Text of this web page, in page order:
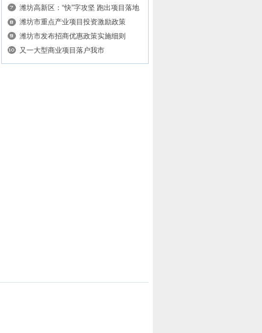
高
潍坊高新区：“快”字攻坚 跑出项目落地
投产加速度
潍坊市重点产业项目投资激励政策
潍坊市发布招商优惠政策实施细则
又一大型商业项目落户我市